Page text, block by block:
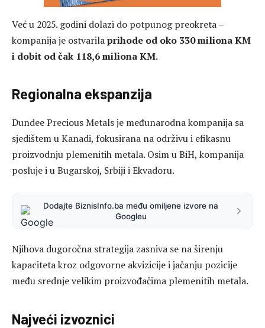
Već u 2025. godini dolazi do potpunog preokreta –
kompanija je ostvarilaprihode od oko 330 miliona KM
i dobit od čak 118,6 miliona KM.
Regionalna ekspanzija
Dundee Precious Metals je međunarodna kompanija sa
sjedištem u Kanadi, fokusirana na održivu i efikasnu
proizvodnju plemenitih metala. Osim u BiH, kompanija
posluje i u Bugarskoj, Srbiji i Ekvadoru.
Dodajte BiznisInfo.ba među omiljene izvore na
Googleu
Njihova dugoročna strategija zasniva se na širenju
kapaciteta kroz odgovorne akvizicije i jačanju pozicije
među srednje velikim proizvođačima plemenitih metala.
Najveći izvoznici